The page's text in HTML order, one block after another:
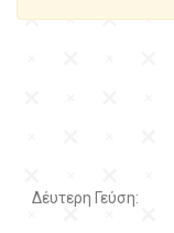
Δέυτερη Γεύση: